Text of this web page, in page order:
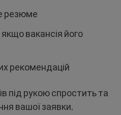
резюме
вакансія його
рекомендацій
під рукою спростить та
вашої заявки.